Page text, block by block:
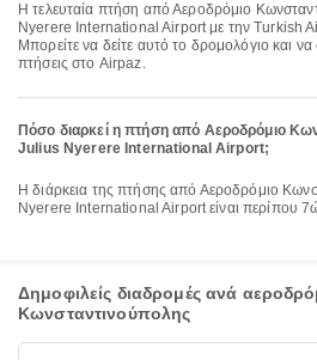
Η τελευταία πτήση από Αεροδρόμιο Κωνσταντινούπολης προς Julius
Nyerere International Airport με την Turkish
Μπορείτε να δείτε αυτό το δρομολόγιο και να
πτήσεις στο Airpaz.
Πόσο διαρκεί η πτήση από Αεροδρόμιο
Julius Nyerere International Airport;
Η διάρκεια της πτήσης από Αεροδρόμιο Κωνσταντινούπολης έως Julius
Nyerere International Airport είναι περίπου
Δημοφιλείς διαδρομές ανά
Κωνσταντινούπολης